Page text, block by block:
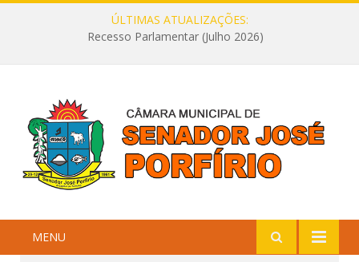
ÚLTIMAS ATUALIZAÇÕES:
Recesso Parlamentar (Julho 2026)
MENU